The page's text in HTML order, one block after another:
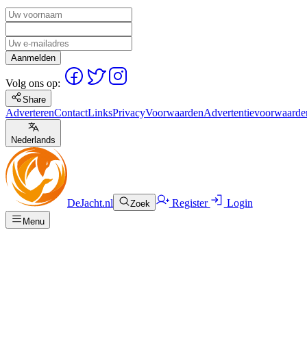
Aanmelden
Volg ons op:
Share
AdverterenContactLinksPrivacyVoorwaarden
Nederlands
DeJacht.nl Zoek Register Login
Menu